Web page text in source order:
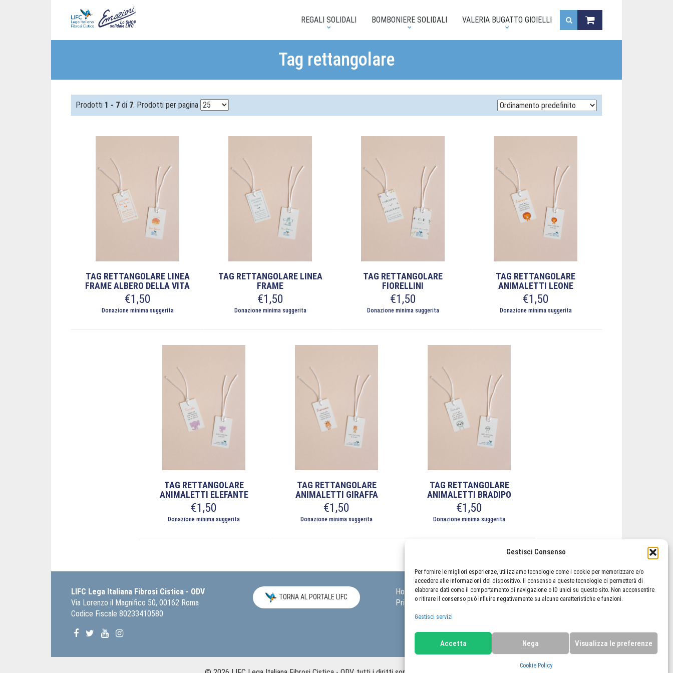
Gestisci Consenso
Per fornire le migliori esperienze, utilizziamo tecnologie come i cookie per memorizzare e/o
accedere alle informazioni del dispositivo. Il consenso a queste tecnologie ci permetterà di
elaborare dati come il comportamento di navigazione o ID unici su questo sito. Non acconsentire
o ritirare il consenso può influire negativamente su alcune caratteristiche e funzioni.
Gestisci servizi
Accetta Nega Visualizza le preferenze
Cookie Policy
REGALI SOLIDALI BOMBONIERE SOLIDALI VALERIA BUGATTO GIOIELLI
Tag rettangolare
Prodotti 1 - 7 di 7. Prodotti per pagina
TAG RETTANGOLARE LINEA
FRAME ALBERO DELLA VITA
€1,50
Donazione minima suggerita
TAG RETTANGOLARE LINEA
FRAME
€1,50
Donazione minima suggerita
TAG RETTANGOLARE
FIORELLINI
€1,50
Donazione minima suggerita
TAG RETTANGOLARE
ANIMALETTI LEONE
€1,50
Donazione minima suggerita
TAG RETTANGOLARE
ANIMALETTI ELEFANTE
€1,50
Donazione minima suggerita
TAG RETTANGOLARE
ANIMALETTI GIRAFFA
€1,50
Donazione minima suggerita
TAG RETTANGOLARE
ANIMALETTI BRADIPO
€1,50
Donazione minima suggerita
LIFC Lega Italiana Fibrosi Cistica - ODV
Via Lorenzo il Magnifico 50, 00162 Roma
Codice Fiscale 80233410580
TORNA AL PORTALE LIFC
Home Carrello Il mio account
Termini e condizioni
Privacy Policy
Cookie Policy (UE)